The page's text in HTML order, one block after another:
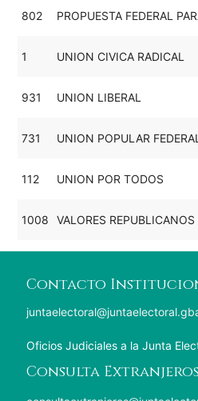
802 PROPUESTA FEDERAL
1 UNION CIVICA RADICAL
931 UNION LIBERAL
731 UNION POPULAR FEDERAL
112 UNION POR TODOS
1008 VALORES REPUBLICANOS
Contacto
Oficios Judiciales a la Junta
Consulta Extranjeros